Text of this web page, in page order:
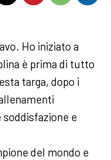
Ho iniziato a
è prima di tutto
targa, dopo i
e
del mondo e